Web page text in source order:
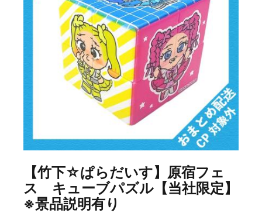
【竹下☆ぱらだいす】原宿フェ
ス キューブパズル【当社限定】
※景品説明有り